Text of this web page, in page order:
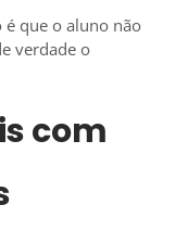
é que o aluno não
verdade o
com